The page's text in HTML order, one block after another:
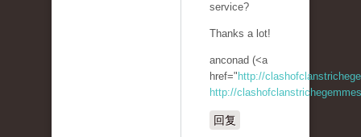
service?
Thanks a lot!
anconad (<a
href=" http://
http://
回复